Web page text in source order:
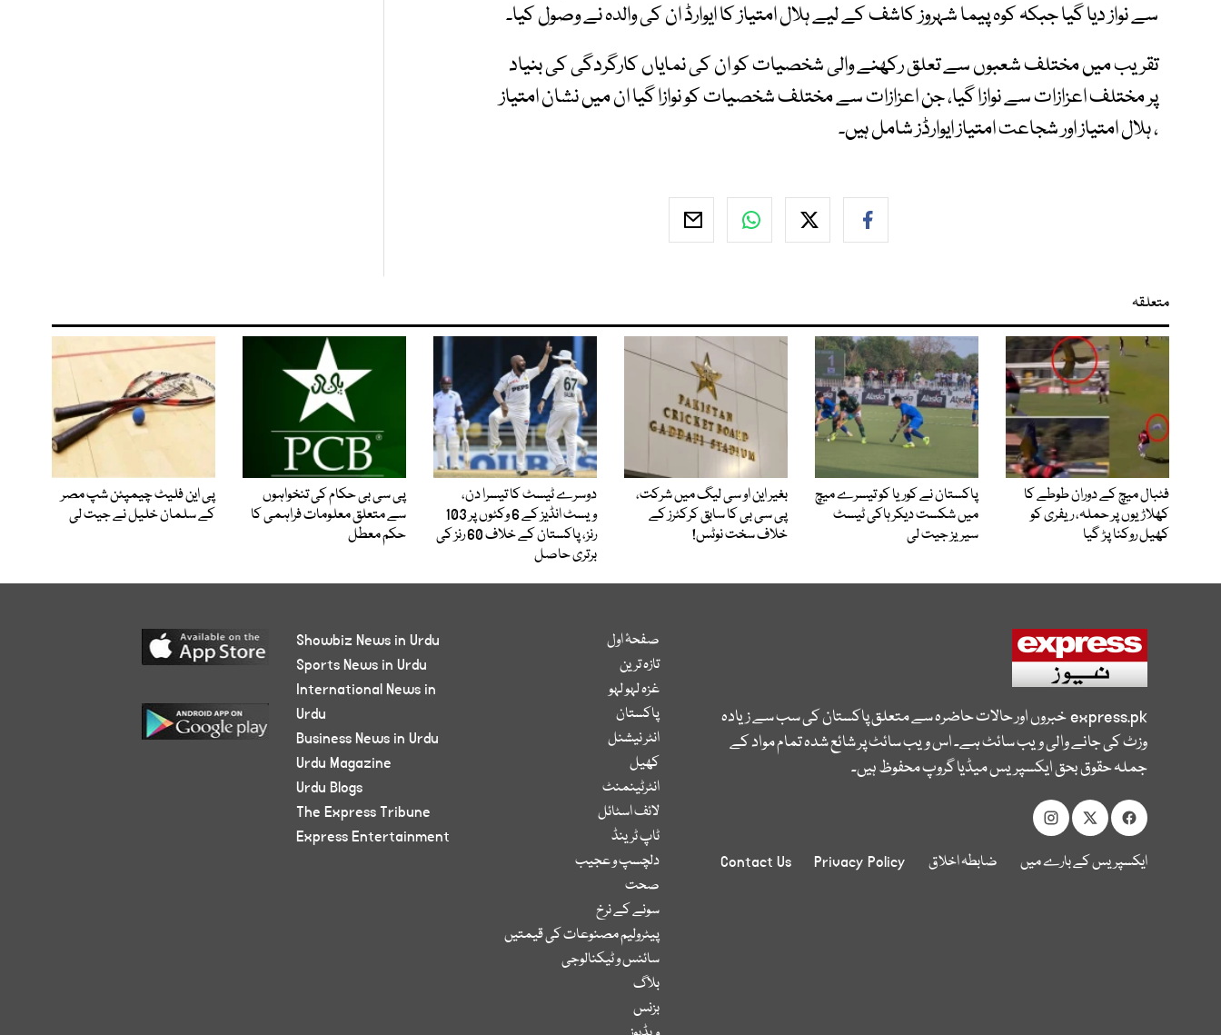
سے نواز دیا گیا جبکہ کوہ پیما شہروز کاشف کے لیے ہلال امتیاز کا ایوارڈ ان کی والدہ نے وصول کیا۔
تقریب میں مختلف شعبوں سے تعلق رکھنے والی شخصیات کو ان کی نمایاں کارگردگی کی بنیاد
پر مختلف اعزازات سے نوازا گیا، جن اعزازات سے مختلف شخصیات کو نوازا گیا ان میں نشان امتیاز
، ہلال امتیاز اور شجاعت امتیاز ایوارڈز شامل ہیں۔
متعلقہ
فٹبال میچ کے دوران طوطے کا
کھلاڑیوں پر حملہ، ریفری کو
کھیل روکنا پڑ گیا
پاکستان نے کوریا کو تیسرے میچ
میں شکست دیکر ہاکی ٹیسٹ
سیریز جیت لی
بغیر این او سی لیگ میں شرکت،
پی سی بی کا سابق کرکٹرز کے
خلاف سخت نوٹس!
دوسرے ٹیسٹ کا تیسرا دن،
ویسٹ انڈیز کے 6 وکٹوں پر 103
رنز، پاکستان کے خلاف 60 رنز کی
برتری حاصل
پی سی بی حکام کی تنخواہوں
سے متعلق معلومات فراہمی کا
حکم معطل
پی این فلیٹ چیمپئن شپ مصر
کے سلمان خلیل نے جیت لی
express.pkخبروں اور حالات حاضرہ سے متعلق پاکستان کی سب سے زیادہ
وزٹ کی جانے والی ویب سائٹ ہے۔ اس ویب سائٹ پر شائع شدہ تمام مواد کے
جملہ حقوق بحق ایکسپریس میڈیا گروپ محفوظ ہیں۔
ایکسپریس کے بارے میں ضابطہ اخلاق Privacy Policy
Contact Us
صفحۂ اول
تازہ ترین
غزہ لہو لہو
پاکستان
انٹر نیشنل
کھیل
انٹرٹینمنٹ
لائف اسٹائل
ٹاپ ٹرینڈ
دلچسپ و عجیب
صحت
سونے کے نرخ
پیٹرولیم مصنوعات کی قیمتیں
سائنس و ٹیکنالوجی
بلاگ
بزنس
Showbiz News in Urdu
Sports News in Urdu
International News in
Urdu
Business News in Urdu
Urdu Magazine
Urdu Blogs
The Express Tribune
Express Entertainment